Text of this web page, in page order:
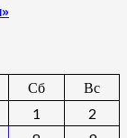
Сб
Вс
1
2